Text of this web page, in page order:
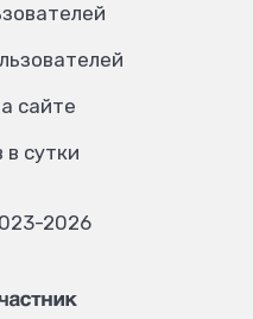
сайте
в сутки
2026